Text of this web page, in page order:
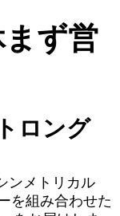
ず営
ロング
ンメトリカル
を組み合わせた